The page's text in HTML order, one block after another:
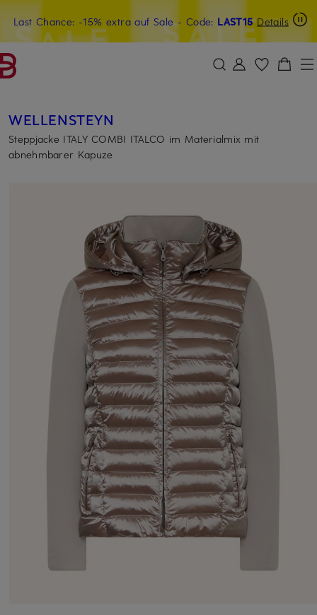
ZUM HAUPTINHALT ÜBERSPRINGEN ZUM SUCHFELD ÜBERSPRINGEN
Last Chance: -15% extra auf Sale- Code: LAST15 Details
15€-Willkommensgutschein mit Beyond sichern
WELLENSTEYN
Steppjacke ITALY COMBI ITALCO im Materialmix mit
abnehmbarer Kapuze